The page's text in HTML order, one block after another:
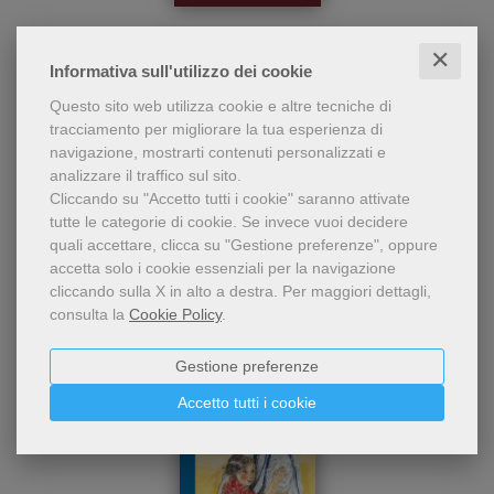
Informativa sull'utilizzo dei cookie ✕
Questo sito web utilizza cookie e altre tecniche di
tracciamento per migliorare la tua esperienza di
navigazione, mostrarti contenuti personalizzati e
analizzare il traffico sul sito.
Cliccando su "Accetto tutti i cookie" saranno attivate
tutte le categorie di cookie. Se invece vuoi decidere
quali accettare, clicca su "Gestione preferenze", oppure
accetta solo i cookie essenziali per la navigazione
cliccando sulla X in alto a destra. Per maggiori dettagli,
consulta la Cookie Policy.
Accetto tutti i cookie
Gestione preferenze
illuminante sugli aspetti più
riposti della sua personalità
per farne scoprire la grande
ricchezza interiore e la
delicata sensibilità
dell'animo.
9,00 €